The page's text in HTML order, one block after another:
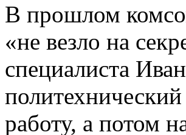
В прошлом
«не везло на
специалиста
работу, а потом